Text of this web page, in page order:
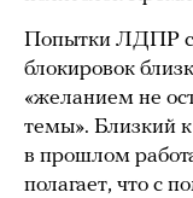
Попытки ЛДПР
блокировок
«желанием не
темы». Близкий
в прошлом
полагает, что с